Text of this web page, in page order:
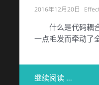
2016年12月20日
什么是代码耦
一点毛发而牵动了
继续阅读 …